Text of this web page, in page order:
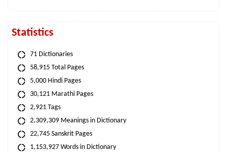
Statistics
71 Dictionaries
58,915 Total Pages
5,000 Hindi Pages
30,121 Marathi Pages
2,921 Tags
2,309,309 Meanings in Dictionary
22,745 Sanskrit Pages
1,153,927 Words in Dictionary